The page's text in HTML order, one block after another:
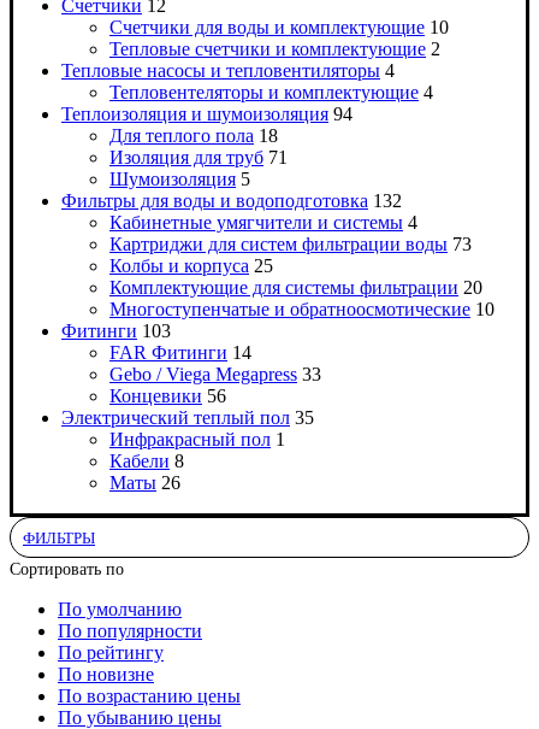
Счетчики 12
Счетчики для воды и комплектующие 10
Тепловые счетчики и комплектующие 2
Тепловые насосы и тепловентиляторы 4
Тепловентеляторы и комплектующие 4
Теплоизоляция и шумоизоляция 94
Для теплого пола 18
Изоляция для труб 71
Шумоизоляция 5
Фильтры для воды и водоподготовка 132
Кабинетные умягчители и системы 4
Картриджи для систем фильтрации воды 73
Колбы и корпуса 25
Комплектующие для системы фильтрации 20
Многоступенчатые и обратноосмотические 10
Фитинги 103
FAR Фитинги 14
Gebo / Viega Megapress 33
Концевики 56
Электрический теплый пол 35
Инфракрасный пол 1
Кабели 8
Маты 26
ФИЛЬТРЫ
Сортировать по
По умолчанию
По популярности
По рейтингу
По новизне
По возрастанию цены
По убыванию цены